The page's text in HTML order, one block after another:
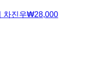
차진우₩28,000